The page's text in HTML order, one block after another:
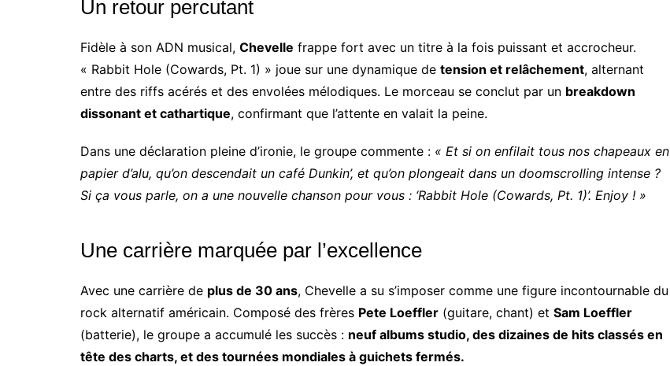
Un retour percutant
Fidèle à son ADN musical, Chevelle frappe fort avec un titre à la fois puissant et accrocheur.
« Rabbit Hole (Cowards, Pt. 1) » joue sur une dynamique de tension et relâchement, alternant
entre des riffs acérés et des envolées mélodiques. Le morceau se conclut par un breakdown
dissonant et cathartique, confirmant que l’attente en valait la peine.
Dans une déclaration pleine d’ironie, le groupe commente : « Et si on enfilait tous nos chapeaux en
papier d’alu, qu’on descendait un café Dunkin’, et qu’on plongeait dans un doomscrolling intense ?
Si ça vous parle, on a une nouvelle chanson pour vous : ‘Rabbit Hole (Cowards, Pt. 1)’. Enjoy ! »
Une carrière marquée par l’excellence
Avec une carrière de plus de 30 ans, Chevelle a su s’imposer comme une figure incontournable du
rock alternatif américain. Composé des frères Pete Loeffler (guitare, chant) et Sam Loeffler
(batterie), le groupe a accumulé les succès : neuf albums studio, des dizaines de hits classés en
tête des charts, et des tournées mondiales à guichets fermés.